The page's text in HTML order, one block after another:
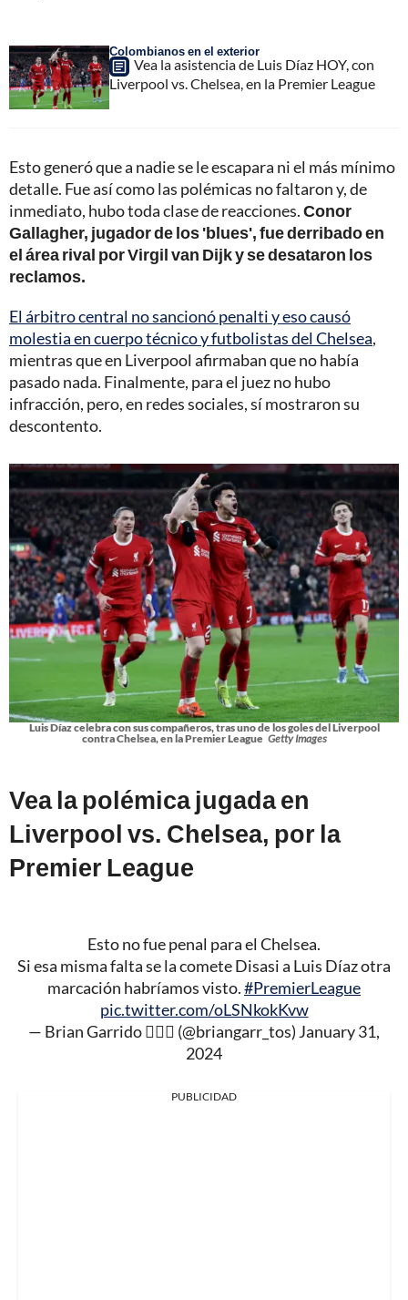
Colombianos en el exterior
Vea la asistencia de Luis Díaz HOY, con
Liverpool vs. Chelsea, en la Premier League
Esto generó que a nadie se le escapara ni el más mínimo
detalle. Fue así como las polémicas no faltaron y, de
inmediato, hubo toda clase de reacciones.Conor
Gallagher, jugador de los 'blues', fue derribado en
el área rival por Virgil van Dijk y se desataron los
reclamos.
El árbitro central no sancionó penalti y eso causó
molestia en cuerpo técnico y futbolistas del Chelsea,
mientras que en Liverpool afirmaban que no había
pasado nada. Finalmente, para el juez no hubo
infracción, pero, en redes sociales, sí mostraron su
descontento.
Luis Díaz celebra con sus compañeros, tras uno de los goles del Liverpool
contra Chelsea, en la Premier League Getty Images
Vea la polémica jugada en
Liverpool vs. Chelsea, por la
Premier League
Esto no fue penal para el Chelsea.
Si esa misma falta se la comete Disasi a Luis Díaz otra
marcación habríamos visto.#PremierLeague
pic.twitter.com/oLSNkokKvw
— Brian Garrido 🧑🏻‍⚖️ (@briangarr_tos)January 31,
2024
PUBLICIDAD